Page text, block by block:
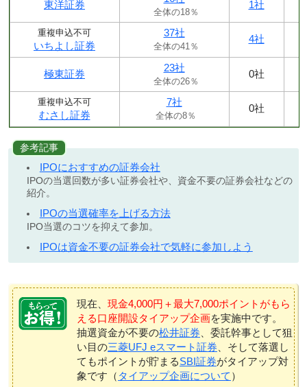
東洋証券
全体の18％
1社
重複申込不可
いちよし証券
37社
全体の41％
4社
極東証券
23社
全体の26％
0社
重複申込不可
むさし証券
7社
全体の8％
0社
参考記事
IPOにおすすめの証券会社
IPOの当選回数が多い証券会社や、資金不要の証券会社などの
紹介。
IPOの当選確率を上げる方法
IPO当選のコツを抑えて参加。
IPOは資金不要の証券会社で気軽に参加しよう
現在、 現金4,000円＋最大7,000ポイントがもら
える口座開設タイアップ企画を実施中です。
抽選資金が不要の松井証券 、委託幹事として狙
い目の三菱UFJ eスマート証券 、そして落選し
てもポイントが貯まるSBI証券がタイアップ対
象です（ タイアップ企画について ）